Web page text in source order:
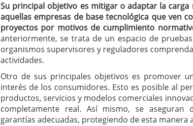
Su principal objetivo es mitigar o adaptar la
aquellas empresas de base tecnológica que ven
proyectos por motivos de cumplimiento
anteriormente, se trata de un espacio de
organismos supervisores y reguladores
actividades.
Otro de sus principales objetivos es promover
interés de los consumidores. Esto es posible al
productos, servicios y modelos comerciales
completamente real. Así mismo, se aseguran
garantías adecuadas, protegiendo de esta manera